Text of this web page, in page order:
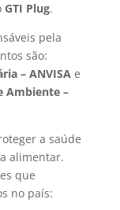
GTI Plug.
pela
são:
– ANVISAe
Ambiente –
a saúde
alimentar.
que
no país: